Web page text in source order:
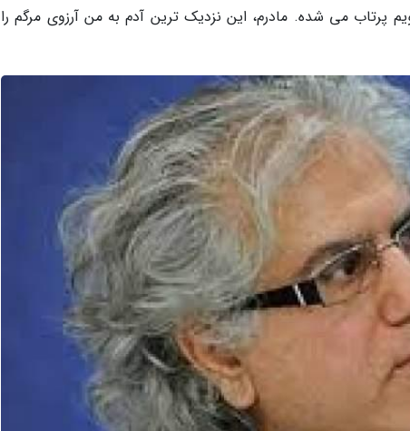
می شده. مادرم، این نزدیک ترین آدم به من آرزوی مرگم را